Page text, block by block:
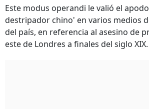
Este modus operandi le valió el apodo
destripador chino' en varios medios
del país, en referencia al asesino de
este de Londres a finales del siglo XIX.